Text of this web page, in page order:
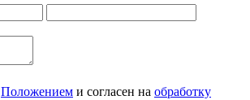
Положением и согласен на обработку